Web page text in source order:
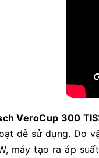
VeroCup 300
dễ sử dụng. Do
máy tạo ra áp